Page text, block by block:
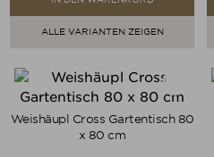
ALLE VARIANTEN ZEIGEN
Weishäupl Cross Gartentisch 80
x 80 cm